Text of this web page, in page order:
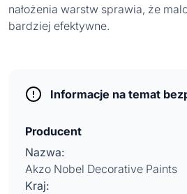
nałożenia warstw sprawia, że
bardziej efektywne.
Informacje na temat
Producent
Nazwa:
Akzo Nobel Decorative Paints
Kraj: